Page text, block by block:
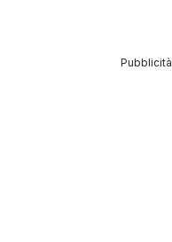
Pubblicità